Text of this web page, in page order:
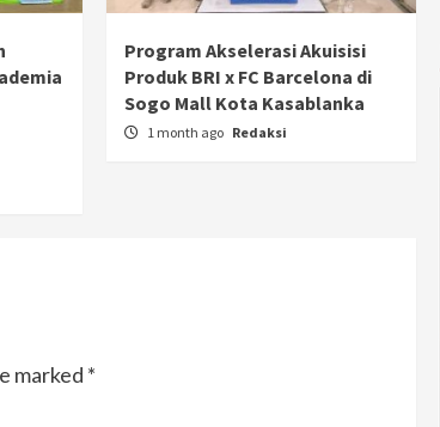
Program Akselerasi Akuisisi
Produk BRI x FC Barcelona di
Sogo Mall Kota Kasablanka
1 month ago Redaksi
marked *
terbatas yang mengangkat kembali sejumlah